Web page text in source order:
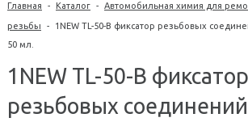
Главная - Каталог - Автомобильная химия для
резьбы -
1NEW TL-50-B фиксатор резьбовых
50 мл.
1NEW TL-50-B фиксатор
резьбовых